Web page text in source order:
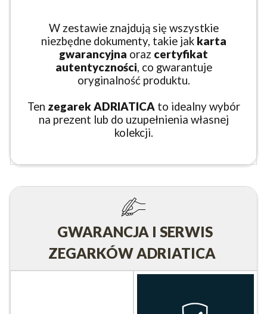
W zestawie znajdują się wszystkie
niezbędne dokumenty, takie jak karta
gwarancyjna oraz certyfikat
autentyczności, co gwarantuje
oryginalność produktu.
Ten zegarek ADRIATICA to idealny wybór
na prezent lub do uzupełnienia własnej
kolekcji.
GWARANCJA I SERWIS
ZEGARKÓW ADRIATICA